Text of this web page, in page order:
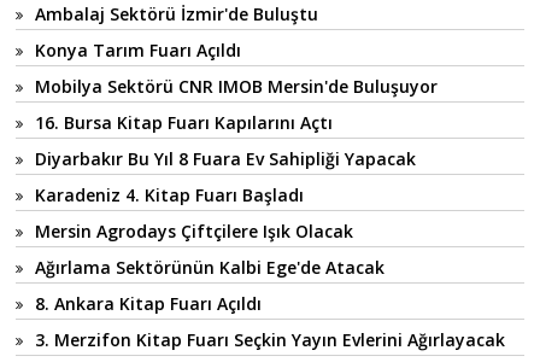
Ambalaj Sektörü İzmir'de Buluştu
Konya Tarım Fuarı Açıldı
Mobilya Sektörü CNR IMOB Mersin'de Buluşuyor
16. Bursa Kitap Fuarı Kapılarını Açtı
Diyarbakır Bu Yıl 8 Fuara Ev Sahipliği Yapacak
Karadeniz 4. Kitap Fuarı Başladı
Mersin Agrodays Çiftçilere Işık Olacak
Ağırlama Sektörünün Kalbi Ege'de Atacak
8. Ankara Kitap Fuarı Açıldı
3. Merzifon Kitap Fuarı Seçkin Yayın Evlerini Ağırlayacak